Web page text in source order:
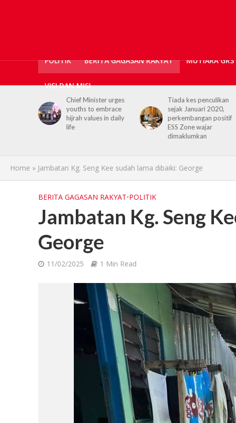
POLITIK BERITA GAGASAN RAKYAT MUTIARA GRS
VISI DAN MISI
Tiada kes penculikan
sejak Januari 2020,
perkembangan positif
ESS Zone wajar
No kidnap-for-
ransom cases since
2020, Hajiji credits
Security Agencies
Home » Jambatan Kg. Seng Kee sudah lama dibaiki: George
BERITA GAGASAN RAKYAT•POLITIK
Jambatan Kg. Seng
George
11/02/2025 1 Min Read